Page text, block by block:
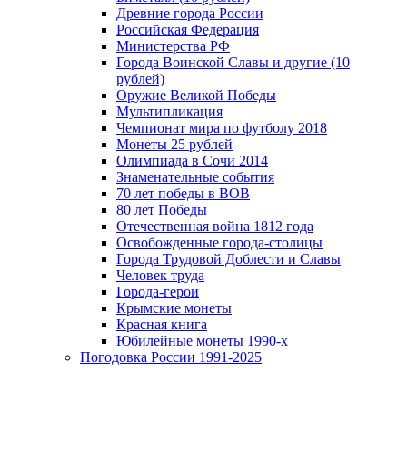
Древние города России
Российская Федерация
Министерства РФ
Города Воинской Славы и другие (10
рублей)
Оружие Великой Победы
Мультипликация
Чемпионат мира по футболу 2018
Монеты 25 рублей
Олимпиада в Сочи 2014
Знаменательные события
70 лет победы в ВОВ
80 лет Победы
Отечественная война 1812 года
Освобожденные города-столицы
Города Трудовой Доблести и Славы
Человек труда
Города-герои
Крымские монеты
Красная книга
Юбилейные монеты 1990-х
Погодовка России 1991-2025